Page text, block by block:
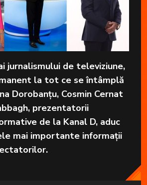
jurnalismului de televiziune,
la tot ce se întâmplă
Dorobanțu, Cosmin Cernat
prezentatorii
de la Kanal D, aduc
mai importante informații